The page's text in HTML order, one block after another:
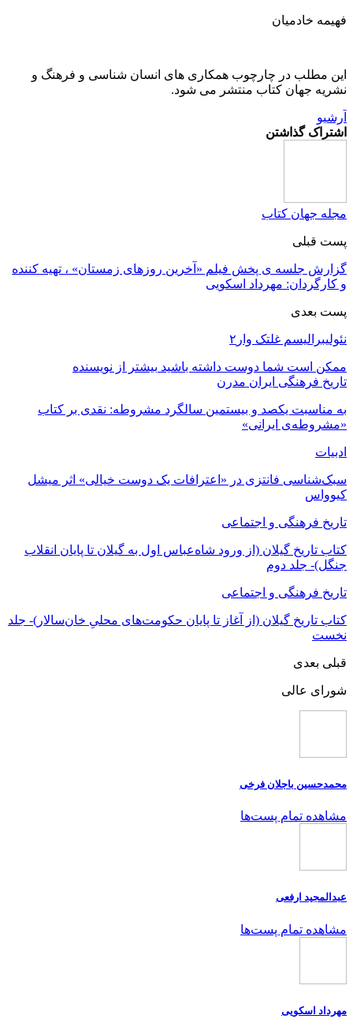
فهیمه خادمیان
این مطلب در چارچوب همکاری های انسان شناسی و فرهنگ و
نشریه جهان کتاب منتشر می شود.
آرشیو
اشتراک گذاشتن
مجله جهان کتاب
پست قبلی
گزارش جلسه ی پخش فیلم «آخرین روزهای زمستان» ، تهیه کننده
و کارگردان: مهرداد اسکویی
پست بعدی
نئولیبرالیسم غلتک وار۲
ممکن است شما دوست داشته باشید بیشتر از نویسنده
تاریخ فرهنگی ایران مدرن
به مناسبت یکصد و بیستمین سالگرد مشروطه: نقدی بر کتاب
«مشروطه‌ی ایرانی»
ادبیات
سبک‌شناسی فانتزی در «اعترافات یک دوست خیالی» اثر میشل
کیوواس
تاریخ فرهنگی و اجتماعی
کتاب تاریخ گیلان (از ورود شاه‌عباس اول به گیلان تا پایان انقلاب
جنگل)- جلد دوم
تاریخ فرهنگی و اجتماعی
کتاب تاریخ گیلان (از آغاز تا پایان حکومت‌های محلیِ خان‌سالار)- جلد
نخست
قبلی بعدی
شورای عالی
محمدحسین باجلان فرخی
مشاهده تمام پست‌ها
عبدالمجید ارفعی
مشاهده تمام پست‌ها
مهرداد اسکویی